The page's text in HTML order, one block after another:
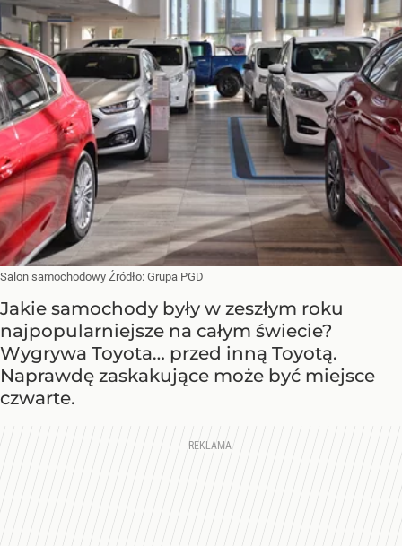
Salon samochodowy Źródło: Grupa PGD
Jakie samochody były w zeszłym roku
najpopularniejsze na całym świecie?
Wygrywa Toyota… przed inną Toyotą.
Naprawdę zaskakujące może być miejsce
czwarte.